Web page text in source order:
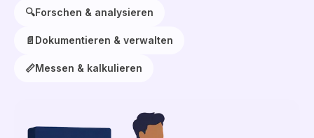
🔍Forschen & analysieren
📄 Dokumentieren & verwalten
📏Messen & kalkulieren